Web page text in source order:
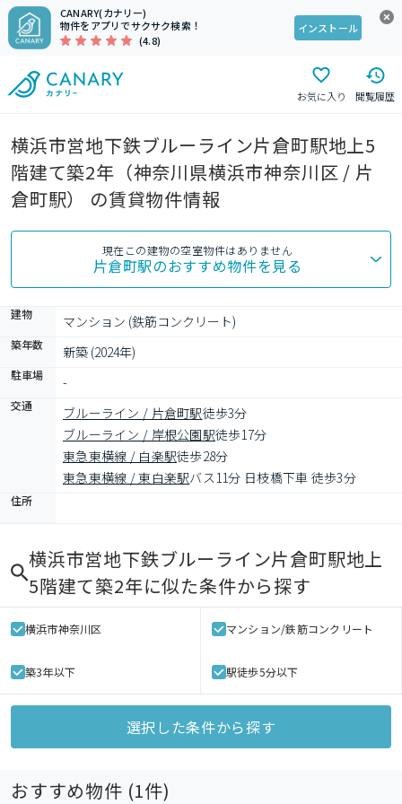
CANARY(カナリー)
物件をアプリでサクサク検索！
(4.8)
インストール
お気に入り 閲覧履歴
横浜市営地下鉄ブルーライン片倉町駅地上5
階建て築2年（神奈川県横浜市神奈川区 / 片
倉町駅） の賃貸物件情報
現在この建物の空室物件はありません
片倉町駅のおすすめ物件を見る
建物 マンション (鉄筋コンクリート)
築年数 新築 (2024年)
駐車場 -
交通 ブルーライン / 片倉町駅徒歩3分
ブルーライン / 岸根公園駅徒歩17分
東急東横線 / 白楽駅徒歩28分
東急東横線 / 東白楽駅バス11分 日枝橋下車 徒歩3分
住所
横浜市営地下鉄ブルーライン片倉町駅地上
5階建て築2年に似た条件から探す
横浜市神奈川区 マンション/鉄筋コンクリート
築3年以下 駅徒歩5分以下
選択した条件から探す
おすすめ物件 (1件)